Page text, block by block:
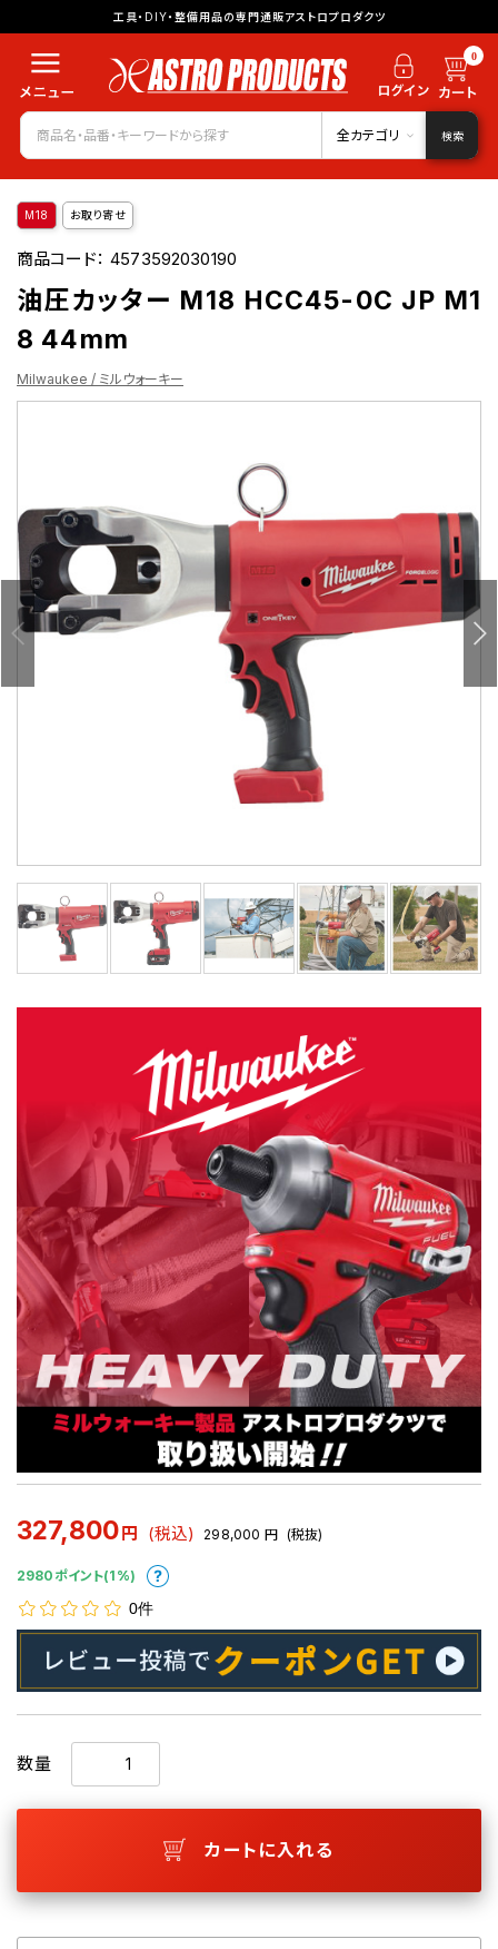
工具・DIY・整備用品の専門通販アストロプロダクツ
0
全カテゴリ 検索
M18 お取り寄せ
商品コード：4573592030190
油圧カッター M18 HCC45-0C JP M1
8 44mm
Milwaukee / ミルウォーキー
327,800 円 (税込) 298,000 円 (税抜)
2980ポイント(1%)
0件
数量
カートに入れる